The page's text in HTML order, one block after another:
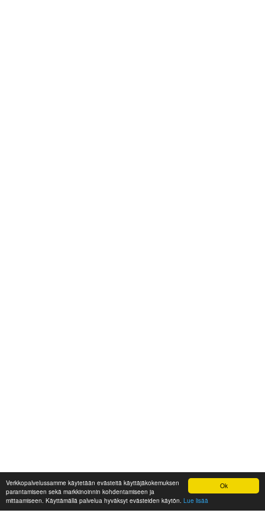
Ok
Verkkopalvelussamme käytetään evästeitä käyttäjäkokemuksen
parantamiseen sekä markkinoinnin kohdentamiseen ja
mittaamiseen. Käyttämällä palvelua hyväksyt evästeiden käytön. Lue lisää